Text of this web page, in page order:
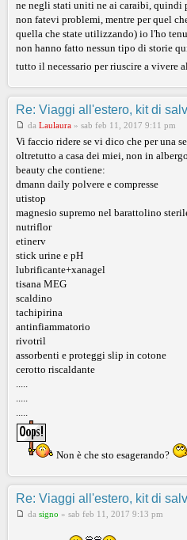
ne negli stati uniti ne ai caraibi, quindi
non fatevi problemi, mentre per quel
quella che state utilizzando) io l'ho
non hanno fatto nessun tipo di storie
tutto il necessario per riuscire a vivere
Re: Viaggi all'estero, kit di
da Laulaura » sab feb 11, 2017 9:11 pm
Vi faccio ridere se vi dico che per una
oltretutto a casa dei miei, non in
beauty che contiene:
dmann daily polvere e compresse
utistop
magnesio supremo nel barattolino
nutriflor
etinerv
stick urine e pH
lubrificante+xanagel
tisana MEG
scaldino
tachipirina
antinfiammatorio
rivotril
assorbenti e proteggi slip in cotone
cerotto riscaldante
Non è che sto esagerando?
Re: Viaggi all'estero, kit di
da signo » sab feb 11, 2017 9:13 pm